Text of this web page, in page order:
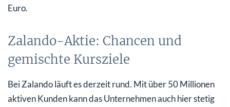
Euro.
Zalando-Aktie: Chancen und
gemischte Kursziele
Bei Zalando läuft es derzeit rund. Mit über 50 Millionen
aktiven Kunden kann das Unternehmen auch hier stetig